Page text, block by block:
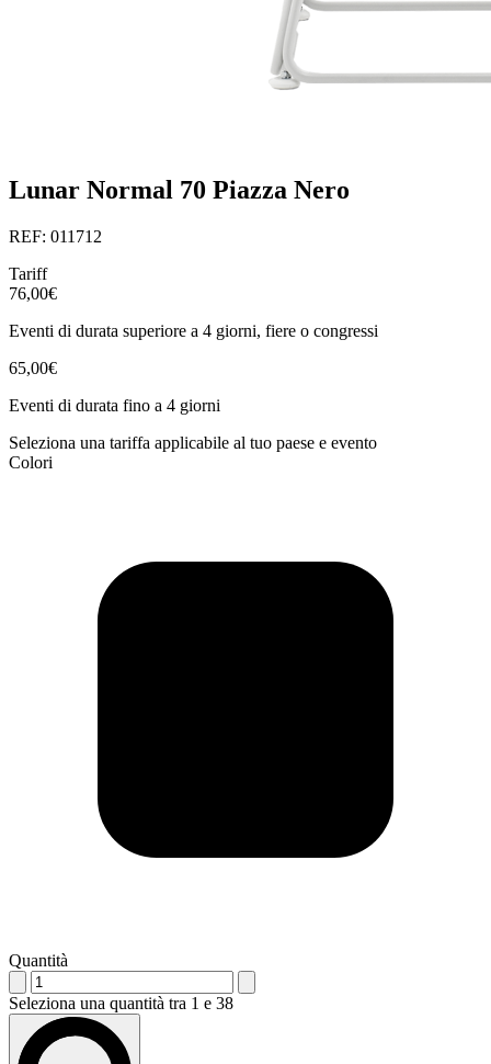
Lunar Normal 70 Piazza Nero
REF: 011712
Tariff
76,00€
Eventi di durata superiore a 4 giorni, fiere o congressi
65,00€
Eventi di durata fino a 4 giorni
Seleziona una tariffa applicabile al tuo paese e evento
Colori
Quantità
Seleziona una quantità tra 1 e 38